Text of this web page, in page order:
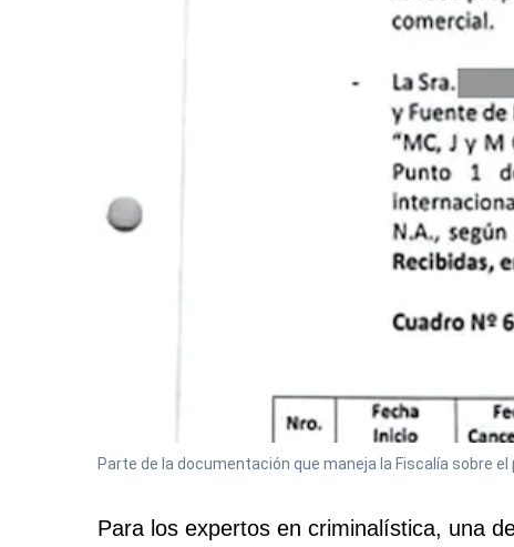
Parte de la documentación que maneja la Fiscalía sobre
Para los expertos en criminalística, una